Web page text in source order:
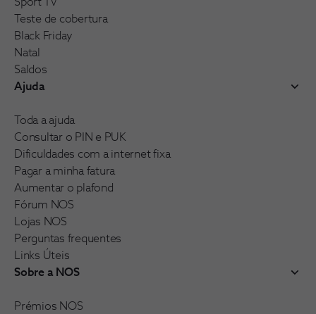
Teste de cobertura
Black Friday
Natal
Saldos
Ajuda
Toda a ajuda
Consultar o PIN e PUK
Dificuldades com a internet fixa
Pagar a minha fatura
Aumentar o plafond
Fórum NOS
Lojas NOS
Perguntas frequentes
Links Úteis
Sobre a NOS
Prémios NOS